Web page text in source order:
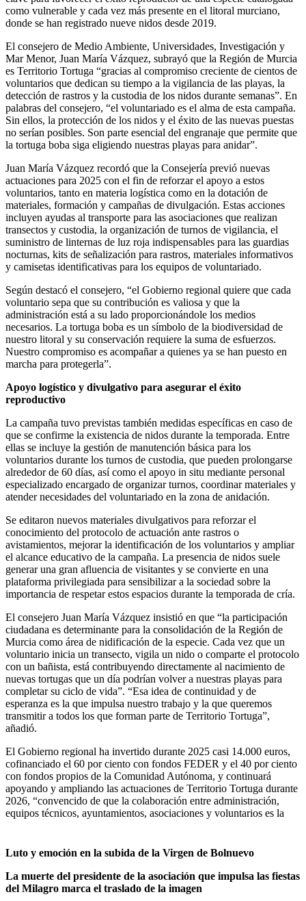
como vulnerable y cada vez más presente en el litoral murciano,
donde se han registrado nueve nidos desde 2019.
El consejero de Medio Ambiente, Universidades, Investigación y
Mar Menor, Juan María Vázquez, subrayó que la Región de Murcia
es Territorio Tortuga “gracias al compromiso creciente de cientos de
voluntarios que dedican su tiempo a la vigilancia de las playas, la
detección de rastros y la custodia de los nidos durante semanas”. En
palabras del consejero, “el voluntariado es el alma de esta campaña.
Sin ellos, la protección de los nidos y el éxito de las nuevas puestas
no serían posibles. Son parte esencial del engranaje que permite que
la tortuga boba siga eligiendo nuestras playas para anidar”.
Juan María Vázquez recordó que la Consejería previó nuevas
actuaciones para 2025 con el fin de reforzar el apoyo a estos
voluntarios, tanto en materia logística como en la dotación de
materiales, formación y campañas de divulgación. Estas acciones
incluyen ayudas al transporte para las asociaciones que realizan
transectos y custodia, la organización de turnos de vigilancia, el
suministro de linternas de luz roja indispensables para las guardias
nocturnas, kits de señalización para rastros, materiales informativos
y camisetas identificativas para los equipos de voluntariado.
Según destacó el consejero, “el Gobierno regional quiere que cada
voluntario sepa que su contribución es valiosa y que la
administración está a su lado proporcionándole los medios
necesarios. La tortuga boba es un símbolo de la biodiversidad de
nuestro litoral y su conservación requiere la suma de esfuerzos.
Nuestro compromiso es acompañar a quienes ya se han puesto en
marcha para protegerla”.
Apoyo logístico y divulgativo para asegurar el éxito
reproductivo
La campaña tuvo previstas también medidas específicas en caso de
que se confirme la existencia de nidos durante la temporada. Entre
ellas se incluye la gestión de manutención básica para los
voluntarios durante los turnos de custodia, que pueden prolongarse
alrededor de 60 días, así como el apoyo in situ mediante personal
especializado encargado de organizar turnos, coordinar materiales y
atender necesidades del voluntariado en la zona de anidación.
Se editaron nuevos materiales divulgativos para reforzar el
conocimiento del protocolo de actuación ante rastros o
avistamientos, mejorar la identificación de los voluntarios y ampliar
el alcance educativo de la campaña. La presencia de nidos suele
generar una gran afluencia de visitantes y se convierte en una
plataforma privilegiada para sensibilizar a la sociedad sobre la
importancia de respetar estos espacios durante la temporada de cría.
El consejero Juan María Vázquez insistió en que “la participación
ciudadana es determinante para la consolidación de la Región de
Murcia como área de nidificación de la especie. Cada vez que un
voluntario inicia un transecto, vigila un nido o comparte el protocolo
con un bañista, está contribuyendo directamente al nacimiento de
nuevas tortugas que un día podrían volver a nuestras playas para
completar su ciclo de vida”. “Esa idea de continuidad y de
esperanza es la que impulsa nuestro trabajo y la que queremos
transmitir a todos los que forman parte de Territorio Tortuga”,
añadió.
El Gobierno regional ha invertido durante 2025 casi 14.000 euros,
cofinanciado el 60 por ciento con fondos FEDER y el 40 por ciento
con fondos propios de la Comunidad Autónoma, y continuará
apoyando y ampliando las actuaciones de Territorio Tortuga durante
2026, “convencido de que la colaboración entre administración,
equipos técnicos, ayuntamientos, asociaciones y voluntarios es la
Luto y emoción en la subida de la Virgen de Bolnuevo
La muerte del presidente de la asociación que impulsa las fiestas
del Milagro marca el traslado de la imagen